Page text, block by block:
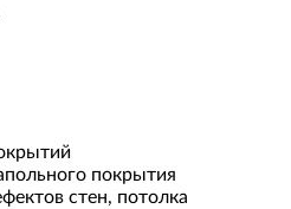
покрытия
стен, потолка